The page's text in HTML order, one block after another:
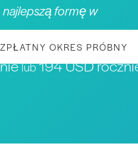
najlepszą formę w
OKRES PRÓBNY
lub194 USD